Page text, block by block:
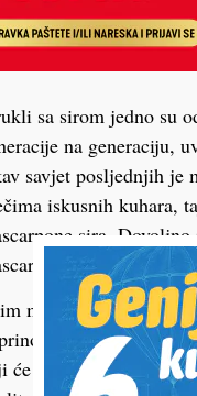
sa sirom jedno su
na generaciju,
savjet posljednjih je
iskusnih kuhara,
sira.
kako bi
mascarponea, u
kremastoj
će diskretno naglasiti